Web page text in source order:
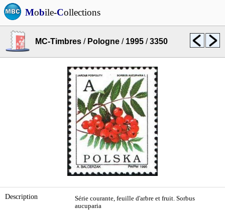
Mobile-Collections
MC-Timbres / Pologne / 1995 /3350
Description
Série courante, feuille d'arbre et fruit. Sorbus
aucuparia